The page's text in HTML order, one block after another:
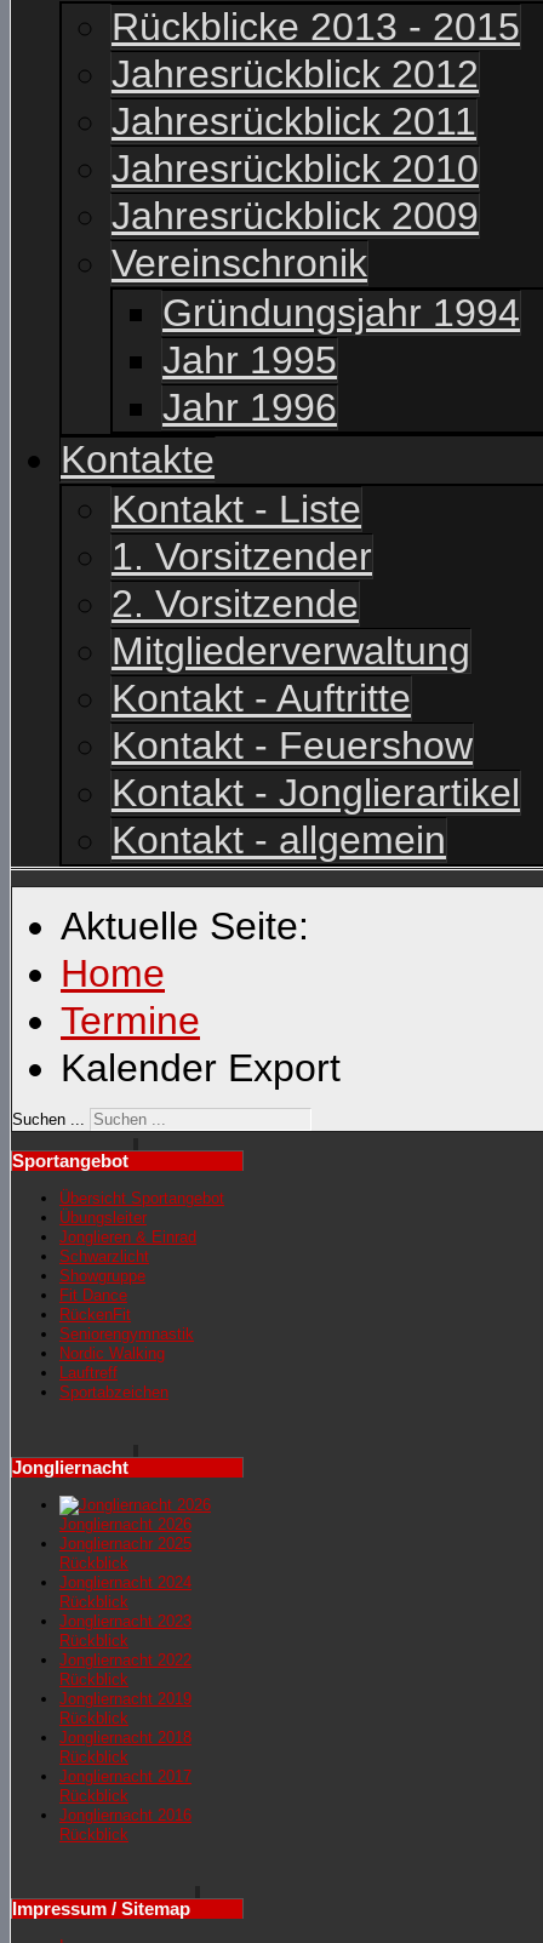
Rückblicke 2013 - 2015
Jahresrückblick 2012
Jahresrückblick 2011
Jahresrückblick 2010
Jahresrückblick 2009
Vereinschronik
Gründungsjahr 1994
Jahr 1995
Jahr 1996
Kontakte
Kontakt - Liste
1. Vorsitzender
2. Vorsitzende
Mitgliederverwaltung
Kontakt - Auftritte
Kontakt - Feuershow
Kontakt - Jonglierartikel
Kontakt - allgemein
Aktuelle Seite:
Home
Termine
Kalender Export
Suchen ...
Sportangebot
Übersicht Sportangebot
Übungsleiter
Jonglieren & Einrad
Schwarzlicht
Showgruppe
Fit Dance
RückenFit
Seniorengymnastik
Nordic Walking
Lauftreff
Sportabzeichen
Jongliernacht
Jongliernacht 2026
Jongliernachr 2025
Rückblick
Jongliernacht 2024
Rückblick
Jongliernacht 2023
Rückblick
Jongliernacht 2022
Rückblick
Jongliernacht 2019
Rückblick
Jongliernacht 2018
Rückblick
Jongliernacht 2017
Rückblick
Jongliernacht 2016
Rückblick
Impressum / Sitemap